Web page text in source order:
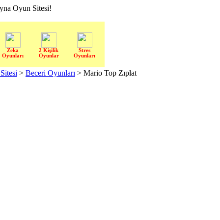
Oyun Sitesi!
Zeka
Oyunları
2 Kişilik
Oyunlar
Stres
Oyunları
> Beceri Oyunları > Mario Top Zıplat